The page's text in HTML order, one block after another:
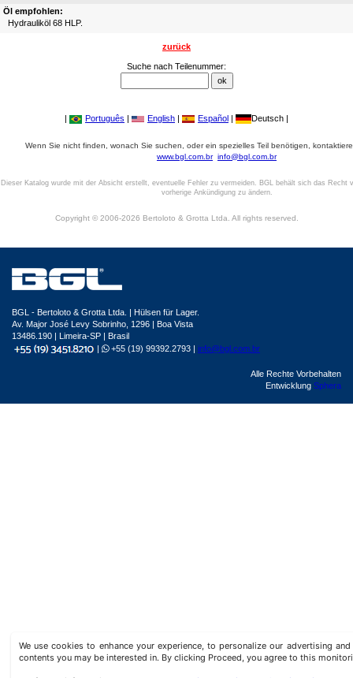
Öl empfohlen:
Hydrauliköl 68 HLP.
zurück
Suche nach Teilenummer:
| Português | English | Español | Deutsch |
Wenn Sie nicht finden, wonach Sie suchen, oder ein spezielles Teil benötigen,
www.bgl.com.br info@bgl.com.br
Dieser Katalog wurde mit der Absicht erstellt, eventuelle Fehler zu vermeiden. BGL behält sich das Recht
vorherige Ankündigung zu ändern.
Copyright © 2006-2026 Bertoloto & Grotta Ltda. All rights reserved.
We use cookies to enhance your experience, to personalize our advertising
contents you may be interested in. By clicking Proceed, you agree to this
BGL - Bertoloto & Grotta Ltda. | Hülsen für Lager.
Av. Major José Levy Sobrinho, 1296 | Boa Vista
13486.190 | Limeira-SP | Brasil
|
+55 (19) 99392.2793 | info@bgl.com.br
Alle Rechte Vorbehalten
Entwicklung Sphera